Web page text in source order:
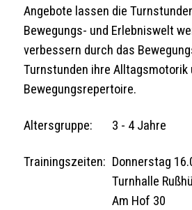
Angebote lassen die
Bewegungs- und Erlebniswelt
verbessern durch das
Turnstunden ihre Alltagsmotorik
Bewegungsrepertoire.
Altersgruppe: 3 - 4 Jahre
Trainingszeiten: Donnerstag
Turnhalle
Am Hof 30